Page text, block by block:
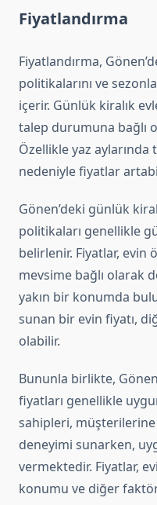
Fiyatlandırma
Fiyatlandırma,
politikalarını ve
içerir. Günlük kiralık
talep durumuna bağlı
Özellikle yaz
nedeniyle fiyatlar
Gönen’deki günlük
politikaları genellikle
belirlenir. Fiyatlar, evin
mevsime bağlı olarak
yakın bir konumda
sunan bir evin fiyatı,
olabilir.
Bununla birlikte,
fiyatları genellikle
sahipleri,
deneyimi sunarken,
vermektedir. Fiyatlar,
konumu ve diğer